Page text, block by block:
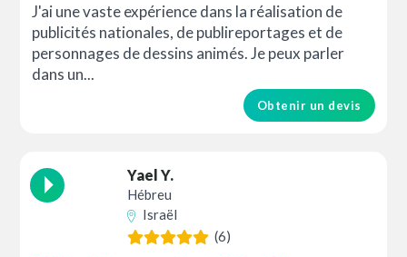
J'ai une vaste expérience dans la réalisation de
publicités nationales, de publireportages et de
personnages de dessins animés. Je peux parler
dans un...
Obtenir un devis
Yael Y.
Hébreu
Israël
(6)